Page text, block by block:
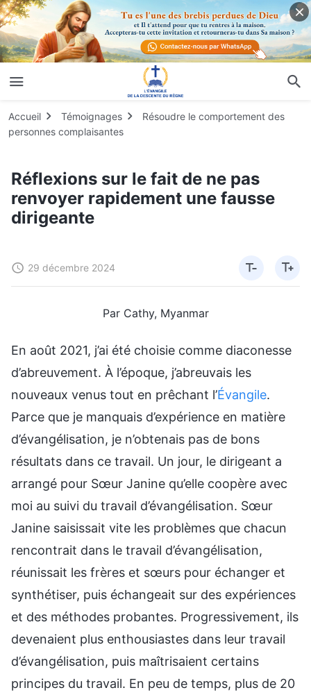
Accueil Témoignages
Résoudre le comportement des
personnes complaisantes
Réflexions sur le fait de ne pas
renvoyer rapidement une fausse
dirigeante
29 décembre 2024
Par Cathy, Myanmar
En août 2021, j’ai été choisie comme diaconesse
d’abreuvement. À l’époque, j’abreuvais les
nouveaux venus tout en prêchant l’Évangile.
Parce que je manquais d’expérience en matière
d’évangélisation, je n’obtenais pas de bons
résultats dans ce travail. Un jour, le dirigeant a
arrangé pour Sœur Janine qu’elle coopère avec
moi au suivi du travail d’évangélisation. Sœur
Janine saisissait vite les problèmes que chacun
rencontrait dans le travail d’évangélisation,
réunissait les frères et sœurs pour échanger et
synthétiser, puis échangeait sur des expériences
et des méthodes probantes. Progressivement, ils
devenaient plus enthousiastes dans leur travail
d’évangélisation, puis maîtrisaient certains
principes du travail. En peu de temps, plus de 20